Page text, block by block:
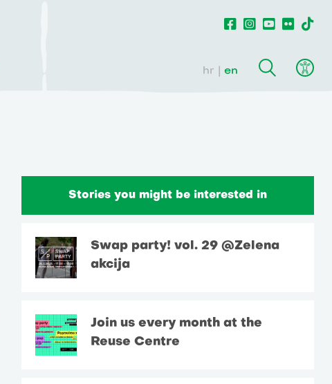
hr en
Stories you might be interested in
Swap party! vol. 29 @Zelena
akcija
Join us every month at the
Reuse Centre